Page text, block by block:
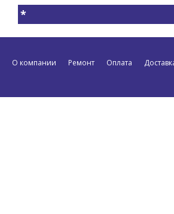
*
О компании Ремонт Оплата